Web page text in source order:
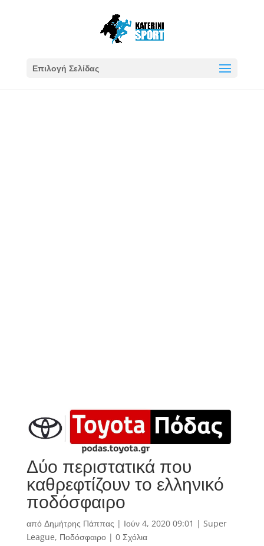
Επιλογή Σελίδας
Δύο περιστατικά που
καθρεφτίζουν το ελληνικό
ποδόσφαιρο
από Δημήτρης Πάππας | Ιούν 4, 2020 09:01 | Super
League, Ποδόσφαιρο| 0 Σχόλια